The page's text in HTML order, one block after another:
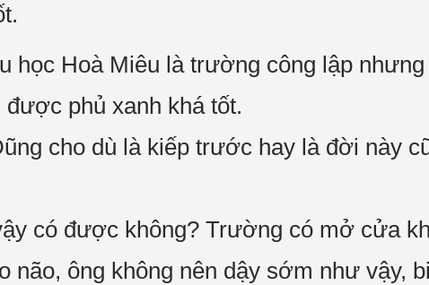
học Hoà Miêu là trường công lập
được phủ xanh khá tốt.
cho dù là kiếp trước hay là đời này
có được không? Trường có mở cửa
não, ông không nên dậy sớm như vậy,